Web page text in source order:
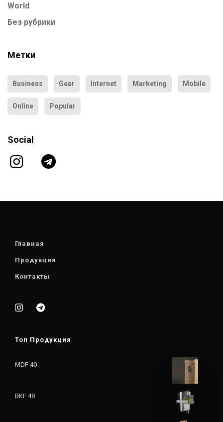
World
Без рубрики
Метки
Business Gear Internet Marketing Mobile
Online Popular
Social
Главная
Продукция
Контакты
Топ Продукция
MDF 40
BKF 48